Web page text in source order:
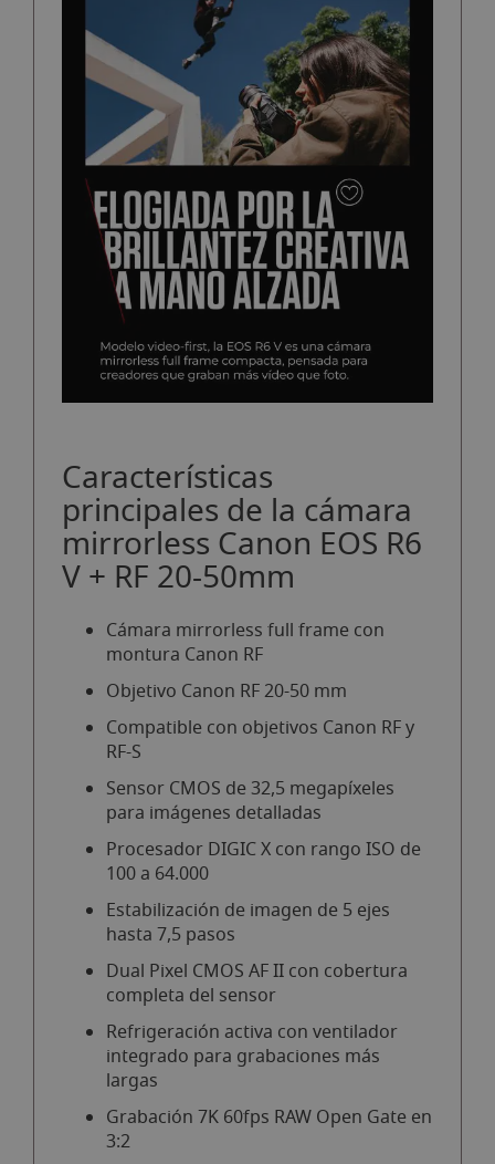
Características
principales de la cámara
mirrorless Canon EOS R6
V + RF 20-50mm
Cámara mirrorless full frame con
montura Canon RF
Objetivo Canon RF 20-50 mm
Compatible con objetivos Canon RF y
RF-S
Sensor CMOS de 32,5 megapíxeles
para imágenes detalladas
Procesador DIGIC X con rango ISO de
100 a 64.000
Estabilización de imagen de 5 ejes
hasta 7,5 pasos
Dual Pixel CMOS AF II con cobertura
completa del sensor
Refrigeración activa con ventilador
integrado para grabaciones más
largas
Grabación 7K 60fps RAW Open Gate en
3:2